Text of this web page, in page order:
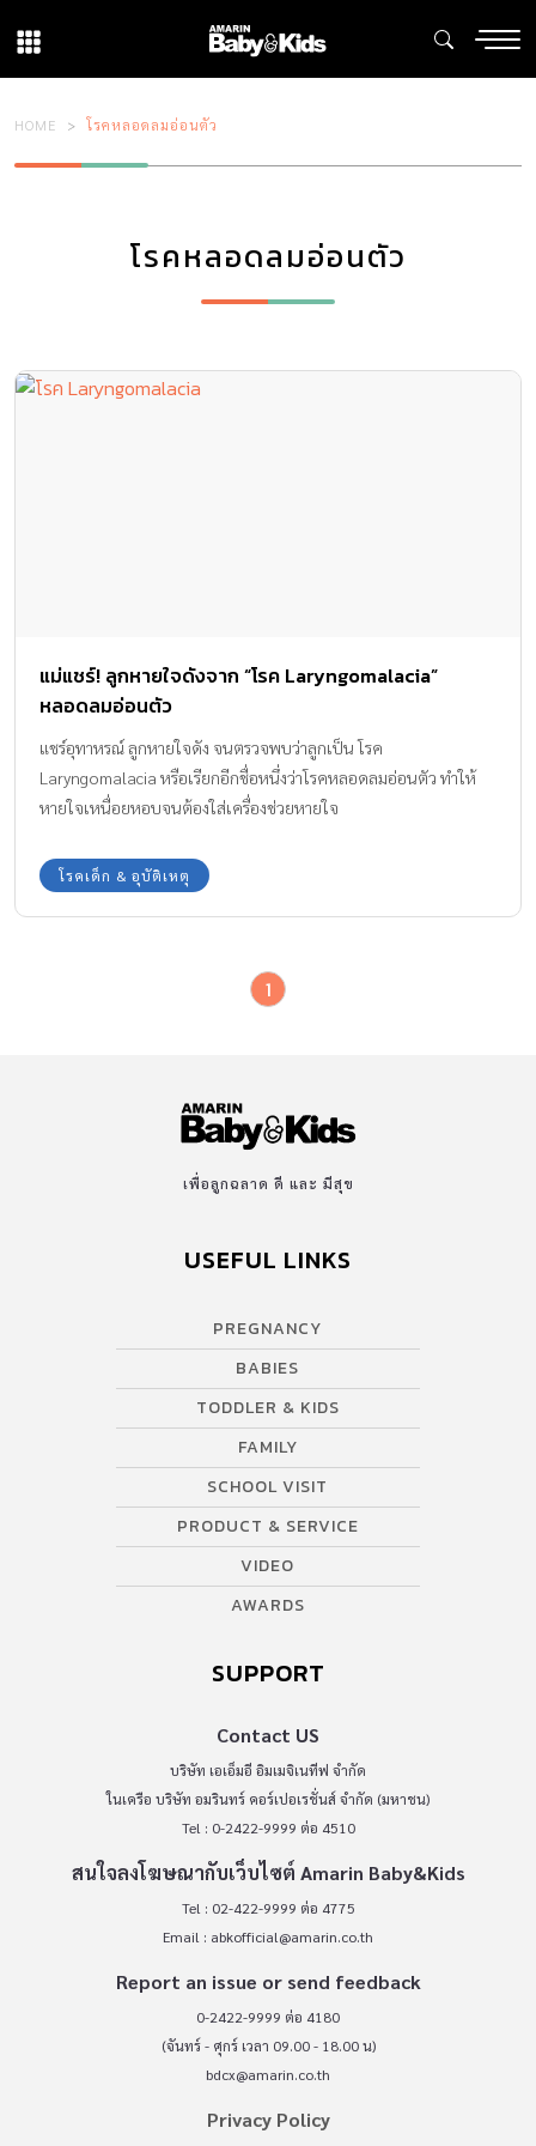
HOME โรคหลอดลมอ่อนตัว
โรคหลอดลมอ่อนตัว
แม่แชร์! ลูกหายใจดังจาก “โรค Laryngomalacia”
หลอดลมอ่อนตัว
แชร์อุทาหรณ์ ลูกหายใจดัง จนตรวจพบว่าลูกเป็น โรค
Laryngomalacia หรือเรียกอีกชื่อหนึ่งว่าโรคหลอดลมอ่อนตัว ทำให้
หายใจเหนื่อยหอบจนต้องใส่เครื่องช่วยหายใจ
โรคเด็ก & อุบัติเหตุ
1
เพื่อลูกฉลาด ดี และ มีสุข
USEFUL LINKS
PREGNANCY
BABIES
TODDLER & KIDS
FAMILY
SCHOOL VISIT
PRODUCT & SERVICE
VIDEO
AWARDS
SUPPORT
Contact US
บริษัท เอเอ็มอี อิมเมจิเนทีฟ จำกัด
ในเครือ บริษัท อมรินทร์ คอร์เปอเรชั่นส์ จำกัด (มหาชน)
Tel : 0-2422-9999 ต่อ 4510
สนใจลงโฆษณากับเว็บไซต์ Amarin Baby&Kids
Tel : 02-422-9999 ต่อ 4775
Email : abkofficial@amarin.co.th
Report an issue or send feedback
0-2422-9999 ต่อ 4180
(จันทร์ - ศุกร์ เวลา 09.00 - 18.00 น)
bdcx@amarin.co.th
Privacy Policy